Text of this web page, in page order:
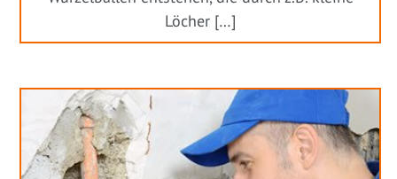
Löcher […]